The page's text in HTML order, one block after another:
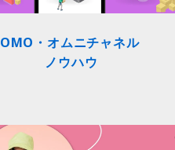
OMO・オムニチャネル
ノウハウ